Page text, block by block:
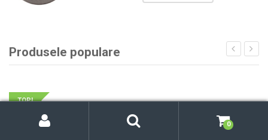
Produsele populare
TOP!
o
ă
0